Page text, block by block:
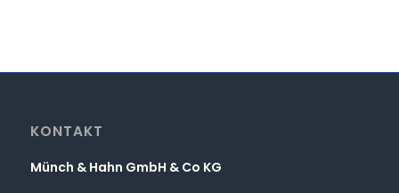
KONTAKT
Münch & Hahn GmbH & Co KG